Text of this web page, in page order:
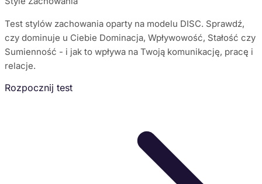
Test stylów zachowania oparty na modelu DISC. Sprawdź,
czy dominuje u Ciebie Dominacja, Wpływowość, Stałość czy
Sumienność - i jak to wpływa na Twoją komunikację, pracę i
relacje.
Rozpocznij test